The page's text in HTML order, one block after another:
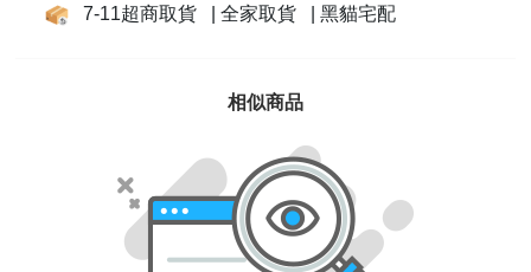
7-11超商取貨 | 全家取貨 | 黑貓宅配
相似商品